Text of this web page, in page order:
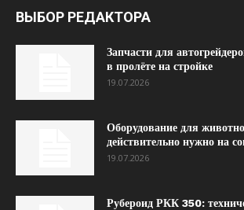
ВЫБОР РЕДАКТОРА
Запчасти для
в пролёте на стройке
19.07.2026
Оборудование для
действительно нужно на
19.07.2026
Рубероид РКК 350: